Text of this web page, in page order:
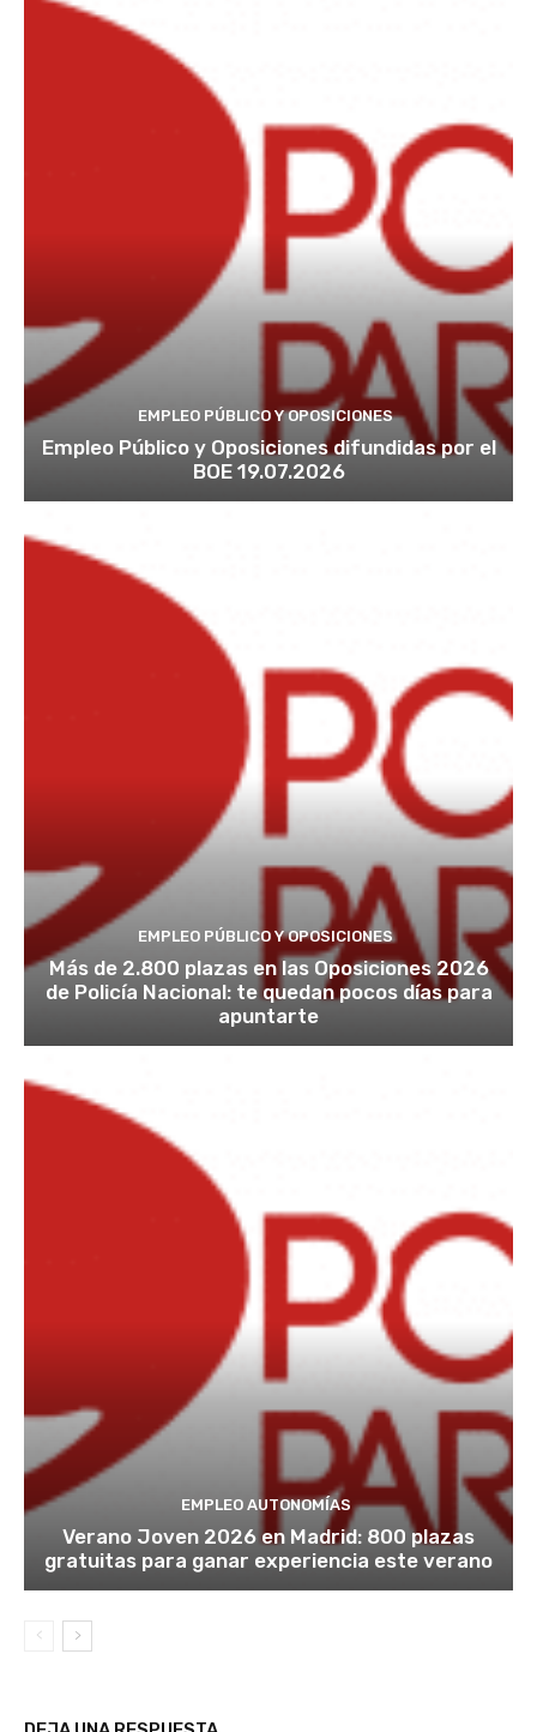
EMPLEO PÚBLICO Y OPOSICIONES
Empleo Público y Oposiciones difundidas por el
BOE 19.07.2026
EMPLEO PÚBLICO Y OPOSICIONES
Más de 2.800 plazas en las Oposiciones 2026
de Policía Nacional: te quedan pocos días para
apuntarte
EMPLEO AUTONOMÍAS
Verano Joven 2026 en Madrid: 800 plazas
gratuitas para ganar experiencia este verano